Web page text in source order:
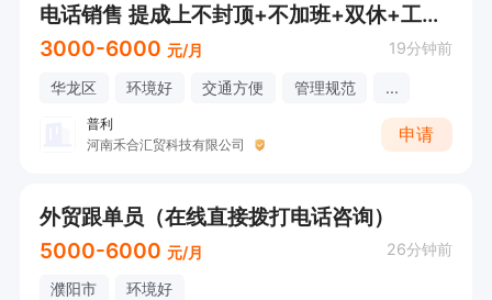
电话销售 提成上不封顶+不加班+双休+工作氛围轻松
3000-6000 元/月 19分钟前
华龙区 环境好 交通方便 管理规范 ...
普利
河南禾合汇贸科技有限公司
申请
外贸跟单员（在线直接拨打电话咨询）
5000-6000 元/月 26分钟前
濮阳市 环境好